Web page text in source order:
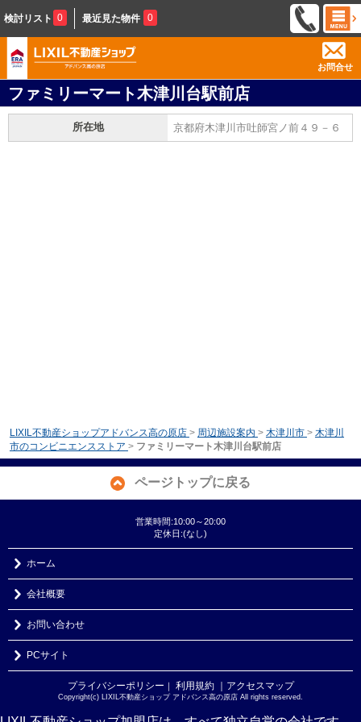
検討リスト 0 最近見た物件 0
お問合せ
ファミリーマート木津川台駅前店
所在地 京都府木津川市吐師宮ノ前４９－６
LIXIL不動産ショップアドバンス高の原店 > 周辺施設案内 > 木津川市 > 木津川
市のコンビニエンスストア > ファミリーマート木津川台駅前店
ページトップに戻る
営業時間:10:00～20:00
定休日:(なし)
ホーム
会社概要
お問い合わせ
PCサイト
プライバシーポリシー ｜ 利用規約 ｜アクセスマップ
Copyright(c) LIXIL不動産ショップ アドバンス高の原店 All rights reserved.